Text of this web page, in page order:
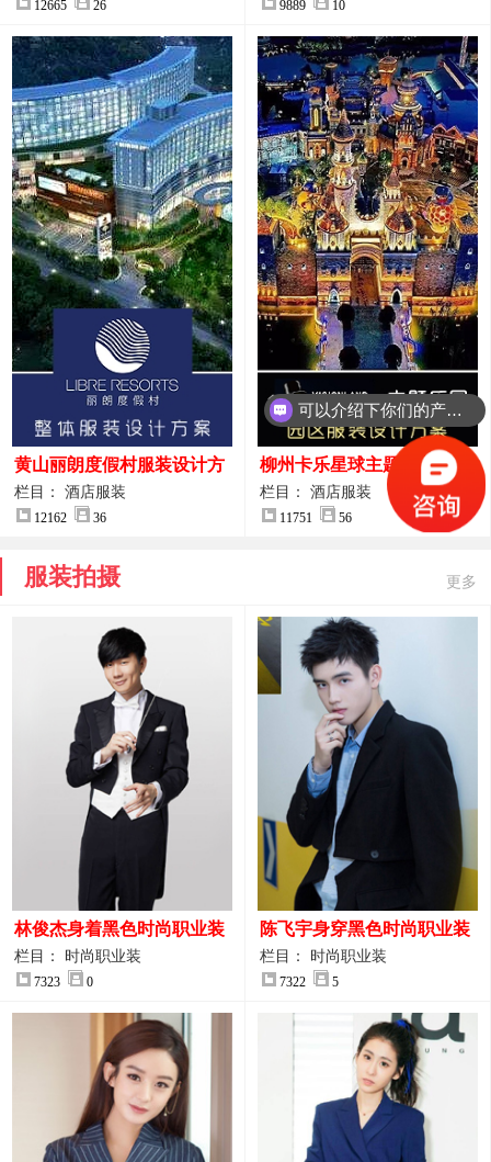
12665 26 9889 10
黄山丽朗度假村服装设计方
案
栏目： 酒店服装
12162 36
柳州卡乐星球主题乐园园区
服装设计方案
栏目： 酒店服装
11751 56
服装拍摄 更多
林俊杰身着黑色时尚职业装
制服图片
栏目： 时尚职业装
7323 0
陈飞宇身穿黑色时尚职业装
图片
栏目： 时尚职业装
7322 5
可以介绍下你们的产品么？